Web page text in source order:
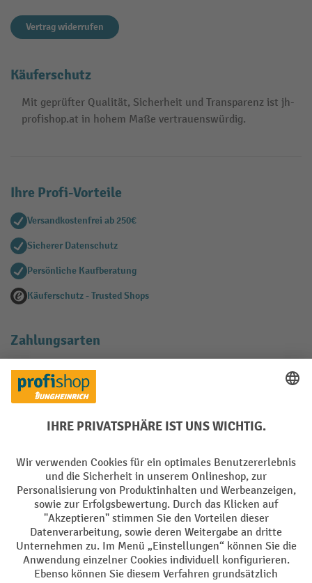
Vertrag widerrufen
Käuferschutz
Mit geprüfter Qualität, Sicherheit und Transparenz ist jh-
profishop.at in hohem Maße vertrauenswürdig.
Ihre Profi-Vorteile
Versandkostenfrei ab 250€
Sicherer Datenschutz
Persönliche Kaufberatung
Käuferschutz - Trusted Shops
Zahlungsarten
Creditcard (Master)
Facebook
YouTube
LinkedIn
Instagram
AGB Impressum Datenschutz
Barrierefreiheit Privacy Settings